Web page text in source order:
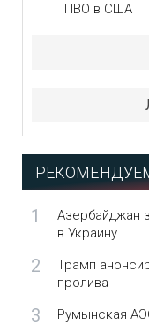
ПВО в США
1
Азербайджан
в Украину
2
Трамп
пролива
3
Румынская